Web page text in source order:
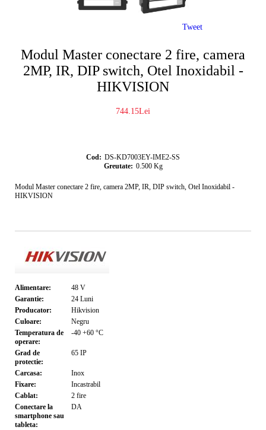
Modul Master conectare 2 fire, camera
2MP, IR, DIP switch, Otel Inoxidabil -
HIKVISION
744.15Lei
Cod: DS-KD7003EY-IME2-SS
Greutate: 0.500 Kg
Modul Master conectare 2 fire, camera 2MP, IR, DIP switch, Otel Inoxidabil -
HIKVISION
Alimentare: 48 V
Garantie:
24 Luni
Producator:
Hikvision
Culoare:
Negru
Temperatura de
operare:
-40 +60 °C
Grad de
protectie:
65 IP
Carcasa:
Inox
Fixare:
Incastrabil
Cablat:
2 fire
Conectare la
smartphone sau
tableta:
DA
Tweet